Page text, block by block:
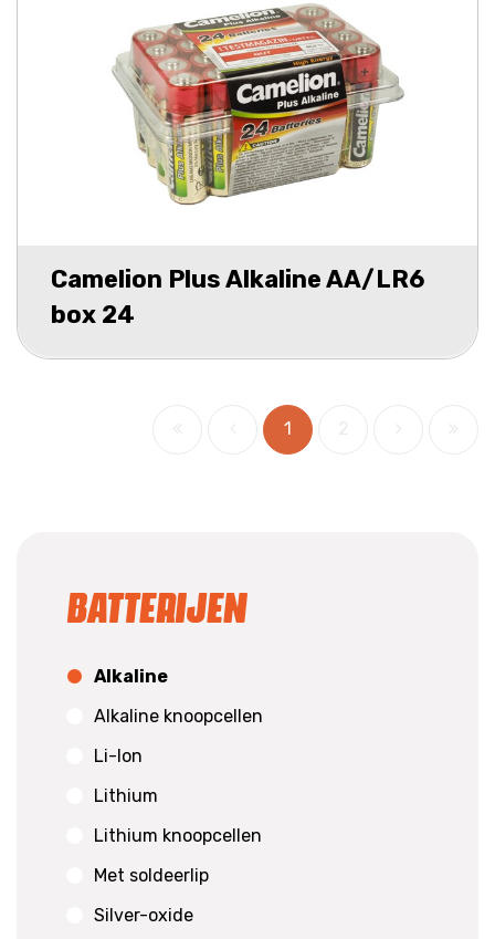
Camelion Plus Alkaline AA/LR6
box 24
1
Batterijen
Alkaline
Alkaline knoopcellen
Li-Ion
Lithium
Lithium knoopcellen
Met soldeerlip
Silver-oxide